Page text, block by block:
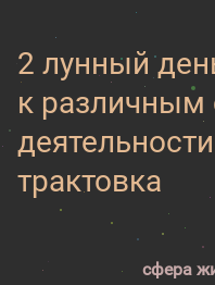
2 лунный
к различным
трактовка
сфера